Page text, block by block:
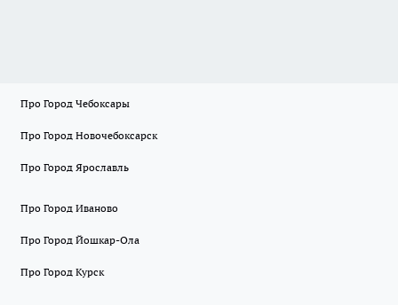
Про Город Чебоксары
Про Город Новочебоксарск
Про Город Ярославль
Про Город Иваново
Про Город Йошкар-Ола
Про Город Курск